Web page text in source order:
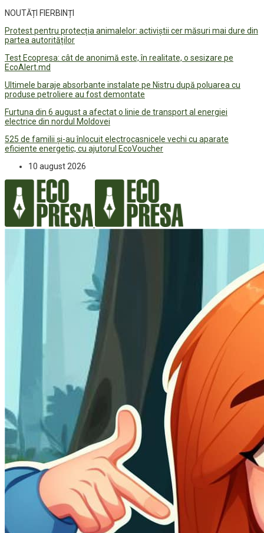
NOUTĂȚI FIERBINȚI
Protest pentru protecția animalelor: activiștii cer măsuri mai dure din
partea autorităților
Test Ecopresa: cât de anonimă este, în realitate, o sesizare pe
EcoAlert.md
Ultimele baraje absorbante instalate pe Nistru după poluarea cu
produse petroliere au fost demontate
Furtuna din 6 august a afectat o linie de transport al energiei
electrice din nordul Moldovei
525 de familii și-au înlocuit electrocasnicele vechi cu aparate
eficiente energetic, cu ajutorul EcoVoucher
10 august 2026